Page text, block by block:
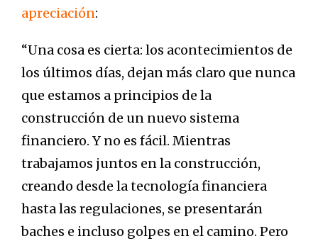
apreciación:
“Una cosa es cierta: los acontecimientos de
los últimos días, dejan más claro que nunca
que estamos a principios de la
construcción de un nuevo sistema
financiero. Y no es fácil. Mientras
trabajamos juntos en la construcción,
creando desde la tecnología financiera
hasta las regulaciones, se presentarán
baches e incluso golpes en el camino. Pero